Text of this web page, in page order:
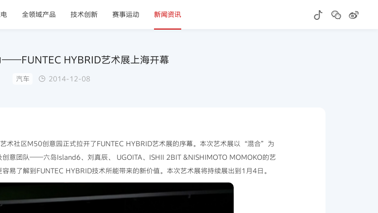
全领域产品 技术创新 赛事运动 新闻资讯
HYBRID艺术展上海开幕
汽车 2014-12-08
术社区M50创意园正式拉开了FUNTEC HYBRID艺术展的序幕。本次艺术展以“混合”为
创意团队——六岛Island6、刘真辰、 UGOITA、ISHII 2BIT &NISHIMOTO MOMOKO的艺
了解到FUNTEC HYBRID技术所能带来的新价值。本次艺术展将持续展出到1月4日。